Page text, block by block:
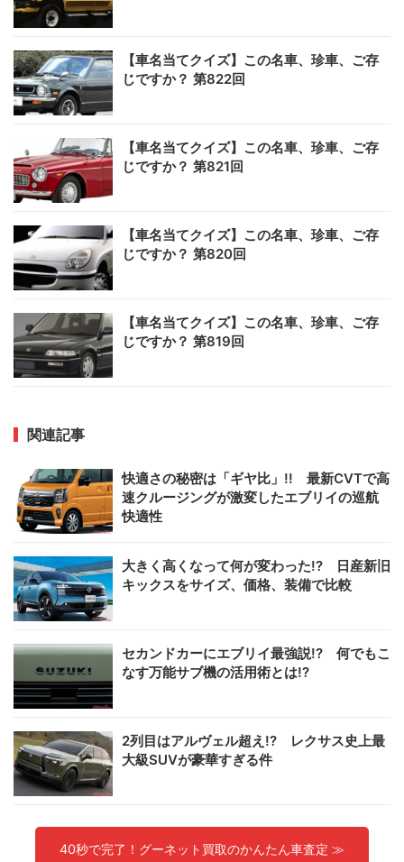
【車名当てクイズ】この名車、珍車、ご存
じですか？ 第822回
【車名当てクイズ】この名車、珍車、ご存
じですか？ 第821回
【車名当てクイズ】この名車、珍車、ご存
じですか？ 第820回
【車名当てクイズ】この名車、珍車、ご存
じですか？ 第819回
関連記事
快適さの秘密は「ギヤ比」!! 最新CVTで高
速クルージングが激変したエブリイの巡航
快適性
大きく高くなって何が変わった!? 日産新旧
キックスをサイズ、価格、装備で比較
セカンドカーにエブリイ最強説!? 何でもこ
なす万能サブ機の活用術とは!?
2列目はアルヴェル超え!? レクサス史上最
大級SUVが豪華すぎる件
40秒で完了！グーネット買取のかんたん車査定 ≫